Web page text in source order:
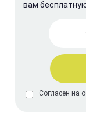
вам
Согласен на